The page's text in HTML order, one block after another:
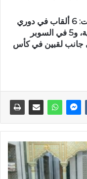
وتُوّج كارفاخال بـ 27 لقبا تاريخيا، شملت: 6 ألقاب في دوري
أبطال أوروبا، و6 في كأس العالم للأندية، و5 في السوبر
إلى جانب لقبين في كأس